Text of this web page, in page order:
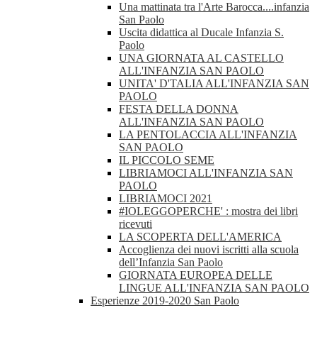
Una mattinata tra l'Arte Barocca....infanzia
San Paolo
Uscita didattica al Ducale Infanzia S.
Paolo
UNA GIORNATA AL CASTELLO
ALL'INFANZIA SAN PAOLO
UNITA' D'TALIA ALL'INFANZIA SAN
PAOLO
FESTA DELLA DONNA
ALL'INFANZIA SAN PAOLO
LA PENTOLACCIA ALL'INFANZIA
SAN PAOLO
IL PICCOLO SEME
LIBRIAMOCI ALL'INFANZIA SAN
PAOLO
LIBRIAMOCI 2021
#IOLEGGOPERCHE' : mostra dei libri
ricevuti
LA SCOPERTA DELL'AMERICA
Accoglienza dei nuovi iscritti alla scuola
dell’Infanzia San Paolo
GIORNATA EUROPEA DELLE
LINGUE ALL'INFANZIA SAN PAOLO
Esperienze 2019-2020 San Paolo